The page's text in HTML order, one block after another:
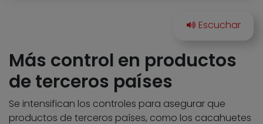
Más control en productos
de terceros países
Se intensifican los controles para asegurar que
productos de terceros países, como los cacahuetes